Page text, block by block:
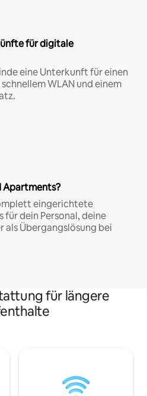
für digitale
eine Unterkunft für einen
WLAN und einem
Apartments?
eingerichtete
dein Personal, deine
Übergangslösung bei
für längere